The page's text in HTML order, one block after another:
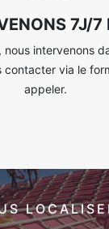
7J/
nous intervenons
contacter via le
appeler.